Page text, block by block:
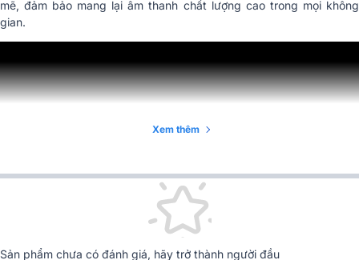
mẽ, đảm bảo mang lại âm thanh chất lượng cao trong mọi không
gian.
Tổng Quan Thiết Kế Sản Phẩm
Xem thêm
Sản phẩm chưa có đánh giá, hãy trở thành người đầu